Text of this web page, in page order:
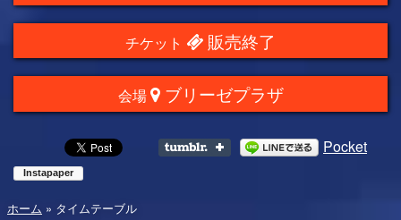
チケット 販売終了
会場 ブリーゼプラザ
Pocket
ホーム » タイムテーブル